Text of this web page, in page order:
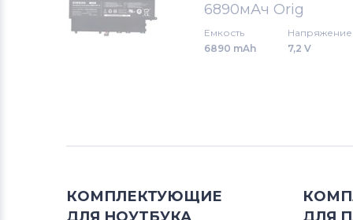
Аккумуляторы для радиостанций
Аккумуляторы для ноутбуков
Аккумуляторы для ноутбуков
6890мАч Orig
Емкость
6890 mAh
Напряжение
7,2 V
КОМПЛЕКТУЮЩИЕ